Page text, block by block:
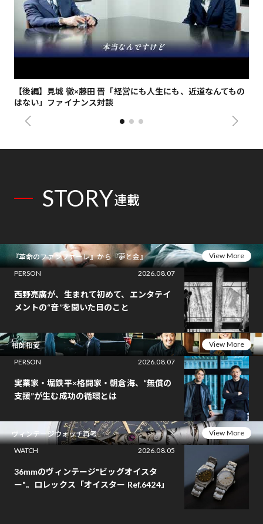
【後編】見城 徹×藤田 晋「経営にも人生にも、近道なんてもの
はない」ファイナンス対談
STORY連載
『革命のファンファーレ』から『夢と金』
View More
PERSON
2026.08.07
西野亮廣が、生まれて初めて、エンタテイ
メントの“音”を聞いた日のこと
相師相愛
View More
PERSON
2026.08.07
実業家・堀鉄平×格闘家・朝倉海、“無償の
支援”が生む成功の循環とは
ヴィンテージウォッチ再考
View More
WATCH
2026.08.05
36mmのヴィンテージ"ビッグオイスタ
ー"。ロレックス「オイスター Ref.6424」